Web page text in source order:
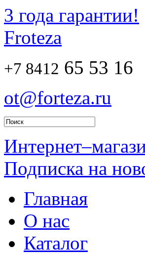
3 года гарантии!
Froteza
+7 8412 65 53 16
ot@forteza.ru
Подписка на
Главная
О нас
Каталог